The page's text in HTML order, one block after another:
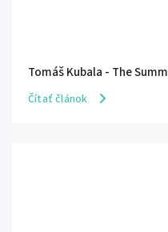
Tomáš Kubala - The
Čítať článok